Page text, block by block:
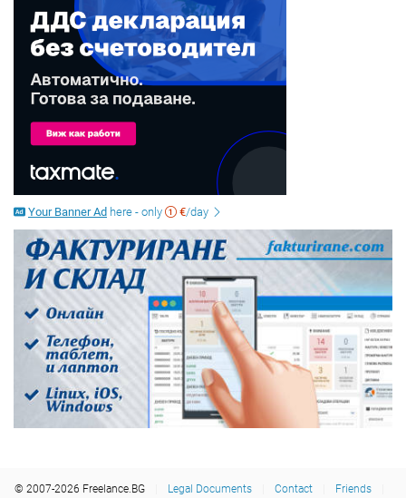
Your Banner Ad here - only €/day
© 2007-2026 Freelance.BG Legal Documents Contact Friends